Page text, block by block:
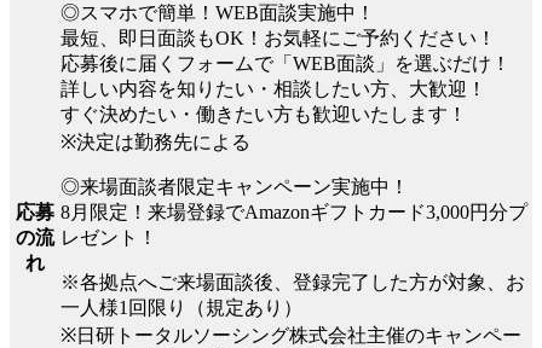
応募
の流
れ
◎スマホで簡単！WEB面談実施中！
最短、即日面談もOK！お気軽にご予約ください！
応募後に届くフォームで「WEB面談」を選ぶだけ！
詳しい内容を知りたい・相談したい方、大歓迎！
すぐ決めたい・働きたい方も歓迎いたします！
※決定は勤務先による
◎来場面談者限定キャンペーン実施中！
8月限定！来場登録でAmazonギフトカード3,000円分プ
レゼント！
※各拠点へご来場面談後、登録完了した方が対象、お
一人様1回限り（規定あり）
※日研トータルソーシング株式会社主催のキャンペー